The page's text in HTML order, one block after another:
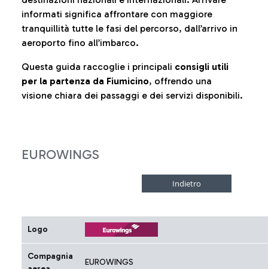
informati significa affrontare con maggiore
tranquillità tutte le fasi del percorso, dall’arrivo in
aeroporto fino all’imbarco.
Questa guida raccoglie i principali consigli utili
per la partenza da Fiumicino, offrendo una
visione chiara dei passaggi e dei servizi disponibili.
EUROWINGS
Logo
Compagnia
EUROWINGS